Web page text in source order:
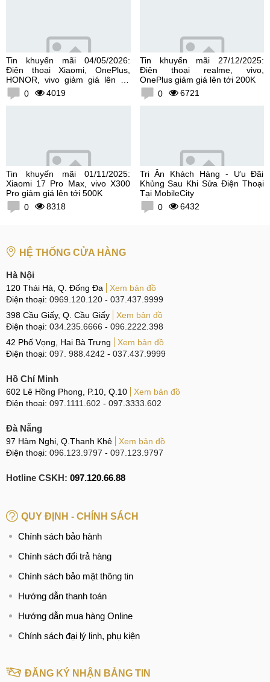
Tin khuyến mãi 04/05/2026:
Điện thoại Xiaomi, OnePlus,
HONOR, vivo giảm giá lên tới
300K0 4019
Tin khuyến mãi 27/12/2025:
Điện thoại realme, vivo,
OnePlus giảm giá lên tới 200K
0
6721
Tin khuyến mãi 01/11/2025:
Xiaomi 17 Pro Max, vivo X300
Pro giảm giá lên tới 500K
0
8318
Tri Ân Khách Hàng - Ưu Đãi
Khủng Sau Khi Sửa Điện Thoại
Tại MobileCity
0
6432
HỆ THỐNG CỬA HÀNG
Hà Nội
120 Thái Hà, Q. Đống Đa
Xem bản đồ
Điện thoại: 0969.120.120 - 037.437.9999
398 Cầu Giấy, Q. Cầu Giấy
Xem bản đồ
Điện thoại: 034.235.6666 - 096.2222.398
42 Phố Vọng, Hai Bà Trưng
Xem bản đồ
Điện thoại: 097. 988.4242 - 037.437.9999
Hồ Chí Minh
602 Lê Hồng Phong, P.10, Q.10
Xem bản đồ
Điện thoại: 097.1111.602 - 097.3333.602
Đà Nẵng
97 Hàm Nghi, Q.Thanh Khê
Xem bản đồ
Điện thoại: 096.123.9797 - 097.123.9797
Hotline CSKH: 097.120.66.88
QUY ĐỊNH - CHÍNH SÁCH
Chính sách bảo hành
Chính sách đổi trả hàng
Chính sách bảo mật thông tin
Hướng dẫn thanh toán
Hướng dẫn mua hàng Online
Chính sách đại lý linh, phụ kiện
ĐĂNG KÝ NHẬN BẢNG TIN